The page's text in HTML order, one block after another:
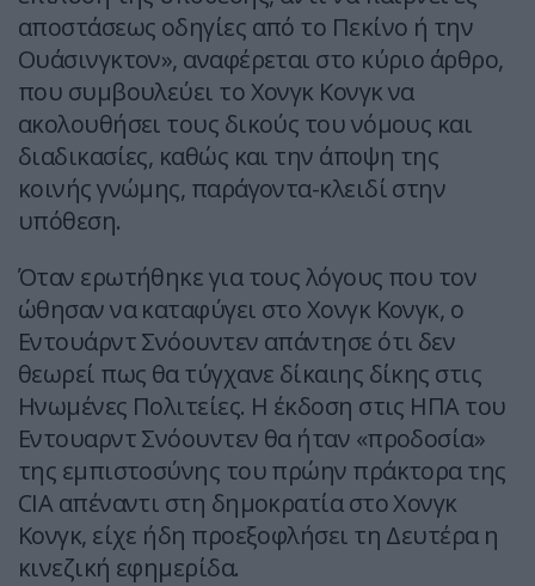
αποστάσεως οδηγίες από το Πεκίνο ή την
Ουάσινγκτον», αναφέρεται στο κύριο άρθρο,
που συμβουλεύει το Χονγκ Κονγκ να
ακολουθήσει τους δικούς του νόμους και
διαδικασίες, καθώς και την άποψη της
κοινής γνώμης, παράγοντα-κλειδί στην
υπόθεση.
Όταν ερωτήθηκε για τους λόγους που τον
ώθησαν να καταφύγει στο Χονγκ Κονγκ, ο
Εντουάρντ Σνόουντεν απάντησε ότι δεν
θεωρεί πως θα τύγχανε δίκαιης δίκης στις
Ηνωμένες Πολιτείες. Η έκδοση στις ΗΠΑ του
Εντουαρντ Σνόουντεν θα ήταν «προδοσία»
της εμπιστοσύνης του πρώην πράκτορα της
CIA απέναντι στη δημοκρατία στο Χονγκ
Κονγκ, είχε ήδη προεξοφλήσει τη Δευτέρα η
κινεζική εφημερίδα.